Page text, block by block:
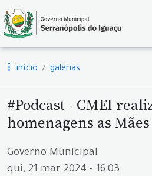
início galerias
#Podcast - CMEI
homenagens as
Governo Municipal
qui, 21 mar 2024 - 16:03